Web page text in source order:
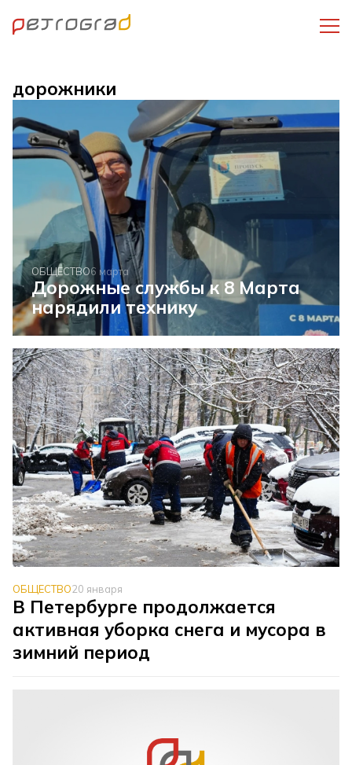
дорожники
ОБЩЕСТВО6 марта
Дорожные службы к 8 Марта
нарядили технику
ОБЩЕСТВО20 января
В Петербурге продолжается
активная уборка снега и мусора в
зимний период